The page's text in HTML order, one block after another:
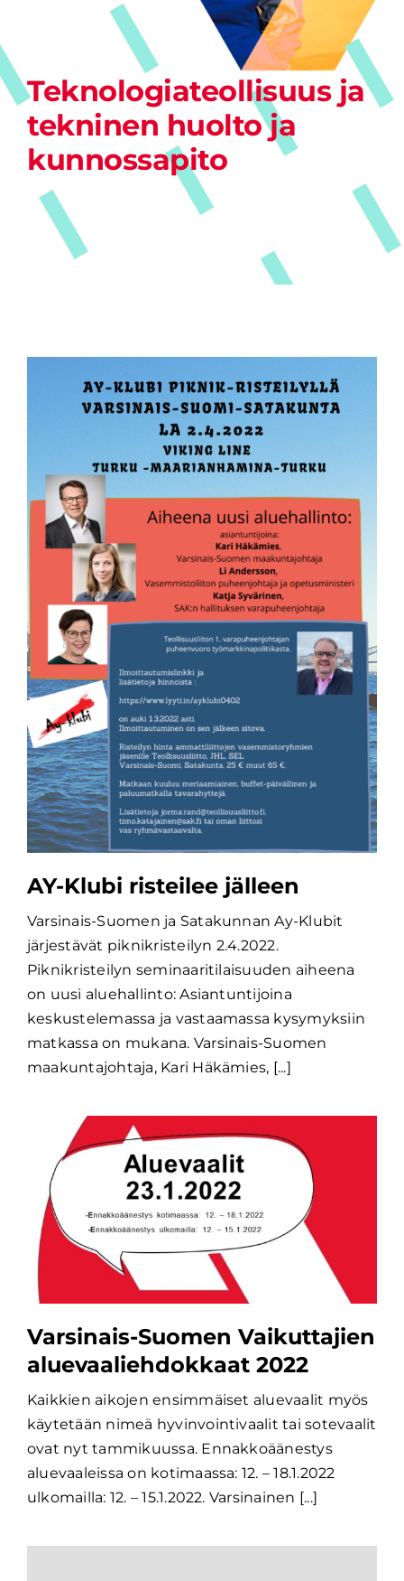
Teknologiateollisuus ja
tekninen huolto ja
kunnossapito
AY-Klubi risteilee jälleen
Varsinais-Suomen ja Satakunnan Ay-Klubit
järjestävät piknikristeilyn 2.4.2022.
Piknikristeilyn seminaaritilaisuuden aiheena
on uusi aluehallinto: Asiantuntijoina
keskustelemassa ja vastaamassa kysymyksiin
matkassa on mukana. Varsinais-Suomen
maakuntajohtaja, Kari Häkämies, [...]
Varsinais-Suomen Vaikuttajien
aluevaaliehdokkaat 2022
Kaikkien aikojen ensimmäiset aluevaalit myös
käytetään nimeä hyvinvointivaalit tai sotevaalit
ovat nyt tammikuussa. Ennakkoäänestys
aluevaaleissa on kotimaassa: 12. – 18.1.2022
ulkomailla: 12. – 15.1.2022. Varsinainen [...]